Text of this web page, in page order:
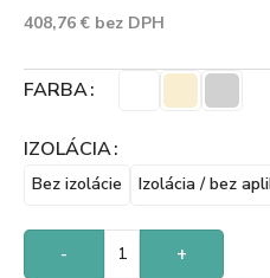
408,76€ bez DPH
FARBA
IZOLÁCIA
Bez izolácie Izolácia / bez
- +